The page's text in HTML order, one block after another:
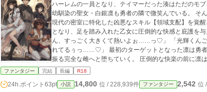
ハーレムの一員となり、テイマーだった湊はただのモブとして退屈な
幼馴染の聖女・白銀凛も勇者の隣で微笑んでいる。 そ
現代の密室に特化した凶悪なスキル【領域支配】を覚醒させる。 扉が閉ざされた空間において湊は
となり、足を踏み入れた乙女に圧倒的な快感と庇護を与えて本
ん、すっごく大きくて熱いよぉ……っ♡」 「光輝くんごめんなさい、わたし、湊のおちんちんでぐちゃぐちゃにさ
れてるぅっ……♡」 最初のターゲットとなった凛は勇者への建前を完全に破壊され、自ら湊のペニスを求めて腰を
振る完全な雌へと堕ちていく。 圧倒的な快楽の前に凛は「私は本当は湊のことが好きだったんだ」と激しい自己正
当化を起こし、ズブズブと依存の沼へと沈んでいった。 勇者の陰で世界を救った心優しきテイマーが、現代の密室
ファンタジー 完結 長編 R18
24h.ポイント 63pt 小説 14,800 位 / 228,939件 ファンタジー 2,542 位